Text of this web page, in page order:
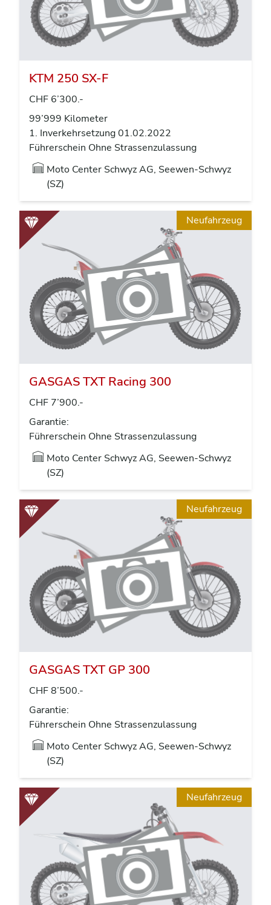
KTM 250 SX-F
CHF 6’300.-
99’999 Kilometer
1. Inverkehrsetzung 01.02.2022
Führerschein Ohne Strassenzulassung
Moto Center Schwyz AG, Seewen-Schwyz
(SZ)
Neufahrzeug
GASGAS TXT Racing 300
CHF 7’900.-
Garantie:
Führerschein Ohne Strassenzulassung
Moto Center Schwyz AG, Seewen-Schwyz
(SZ)
Neufahrzeug
GASGAS TXT GP 300
CHF 8’500.-
Garantie:
Führerschein Ohne Strassenzulassung
Moto Center Schwyz AG, Seewen-Schwyz
(SZ)
Neufahrzeug